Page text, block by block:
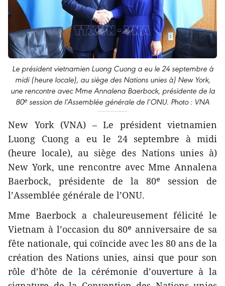
Le président vietnamien Luong Cuong a eu le 24 septembre à
midi (heure locale), au siège des Nations unies à) New York,
une rencontre avec Mme Annalena Baerbock, présidente de la
80ᵉ session de l’Assemblée générale de l’ONU. Photo : VNA
New York (VNA) – Le président vietnamien
Luong Cuong a eu le 24 septembre à midi
(heure locale), au siège des Nations unies à)
New York, une rencontre avec Mme Annalena
Baerbock, présidente de la 80ᵉ session de
l’Assemblée générale de l’ONU.
Mme Baerbock a chaleureusement félicité le
Vietnam à l’occasion du 80ᵉ anniversaire de sa
fête nationale, qui coïncide avec les 80 ans de la
création des Nations unies, ainsi que pour son
rôle d’hôte de la cérémonie d’ouverture à la